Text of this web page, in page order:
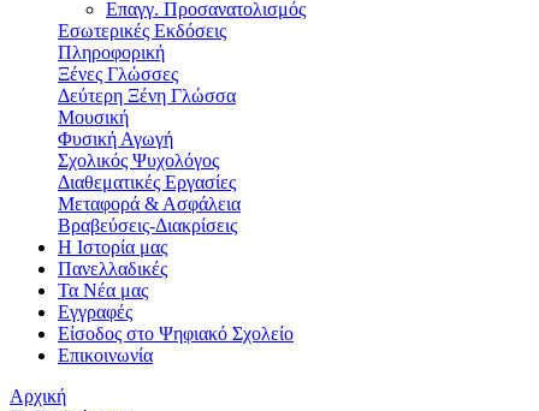
Επαγγ. Προσανατολισμός
Εσωτερικές Εκδόσεις
Πληροφορική
Ξένες Γλώσσες
Δεύτερη Ξένη Γλώσσα
Μουσική
Φυσική Αγωγή
Σχολικός Ψυχολόγος
Διαθεματικές Εργασίες
Μεταφορά & Ασφάλεια
Βραβεύσεις-Διακρίσεις
Η Ιστορία μας
Πανελλαδικές
Τα Νέα μας
Εγγραφές
Είσοδος στο Ψηφιακό Σχολείο
Επικοινωνία
Αρχική